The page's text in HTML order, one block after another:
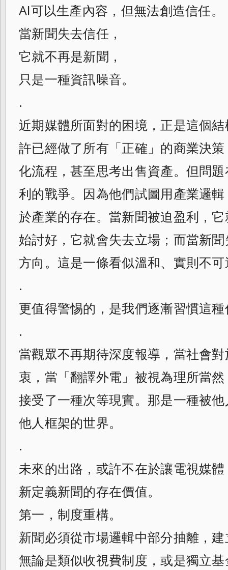
AI可以生產內容，但無法創造信任。
當新聞失去信任，
它就不再是新聞，
只是一種資訊噪音。
.
近期媒體所面對的困境，正是這個
許已經做了所有「正確」的商業決
化流程，甚至思考出售資產。但問
利的戰爭。因為他們試圖用產業邏
於產業的存在。當新聞被迫盈利，
始討好，它就會失去立場；而當新
方向。這是一條看似溫和、實則不
.
更值得警惕的，是我們逐漸習慣這
.
當觀眾不再期待深度報導，當社會
衷，當「翻譯外電」被視為理所當
接受了一種次等現實。那是一種被
他人框架的世界。
.
未來的出路，或許不在於讓電視媒
新定義新聞的存在價值。
第一，制度重構。
新聞必須從市場邏輯中部分抽離，
無論是類似收視費制度，或是獨立